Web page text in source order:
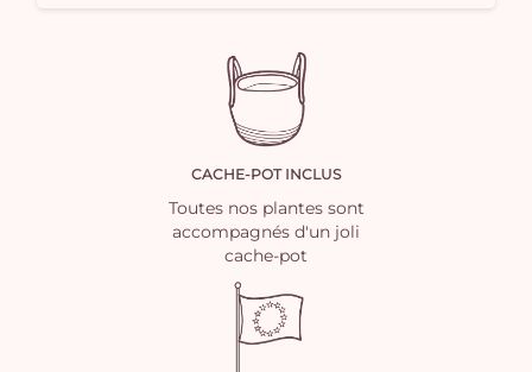
CACHE-POT INCLUS
Toutes nos plantes sont
accompagnés d'un joli
cache-pot